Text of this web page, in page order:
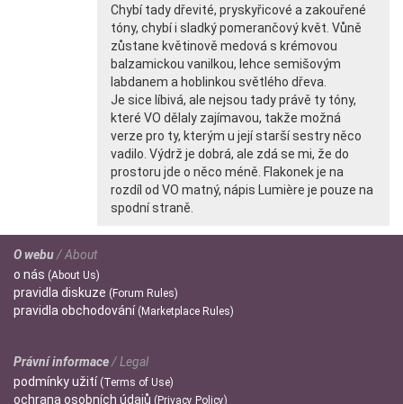
Chybí tady dřevité, pryskyřicové a zakouřené
tóny, chybí i sladký pomerančový květ. Vůně
zůstane květinově medová s krémovou
balzamickou vanilkou, lehce semišovým
labdanem a hoblinkou světlého dřeva.
Je sice líbivá, ale nejsou tady právě ty tóny,
které VO dělaly zajímavou, takže možná
verze pro ty, kterým u její starší sestry něco
vadilo. Výdrž je dobrá, ale zdá se mi, že do
prostoru jde o něco méně. Flakonek je na
rozdíl od VO matný, nápis Lumière je pouze na
spodní straně.
O webu/ About
o nás (About Us)
pravidla diskuze (Forum Rules)
pravidla obchodování (Marketplace Rules)
Právní informace/ Legal
podmínkyužití (Terms of Use)
ochrana osobních údajů (Privacy Policy)